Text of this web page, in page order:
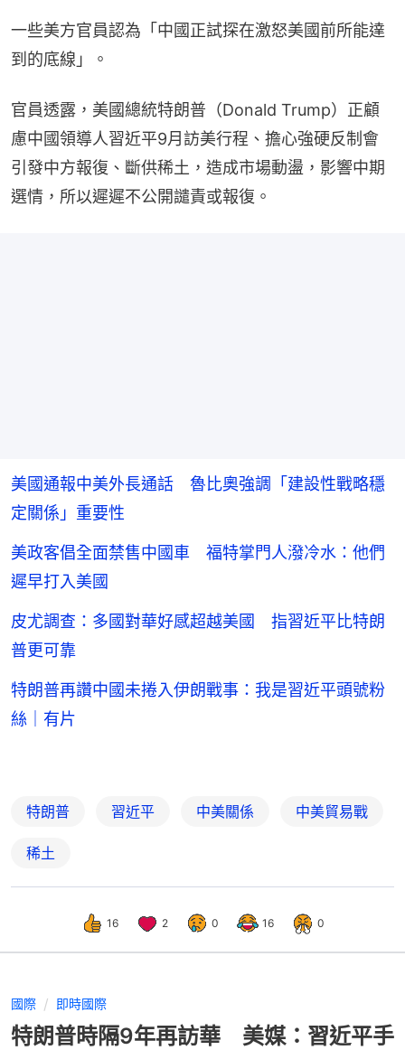
一些美方官員認為「中國正試探在激怒美國前所能達
到的底線」。
官員透露，美國總統特朗普（Donald Trump）正顧
慮中國領導人習近平9月訪美行程、擔心強硬反制會
引發中方報復、斷供稀土，造成市場動盪，影響中期
選情，所以遲遲不公開譴責或報復。
美國通報中美外長通話 魯比奧強調「建設性戰略穩
定關係」重要性
美政客倡全面禁售中國車 福特掌門人潑冷水：他們
遲早打入美國
皮尤調查：多國對華好感超越美國 指習近平比特朗
普更可靠
特朗普再讚中國未捲入伊朗戰事：我是習近平頭號粉
絲｜有片
特朗普 習近平 中美關係 中美貿易戰
稀土
16 2 0 16 0
國際 即時國際
特朗普時隔9年再訪華 美媒：習近平手